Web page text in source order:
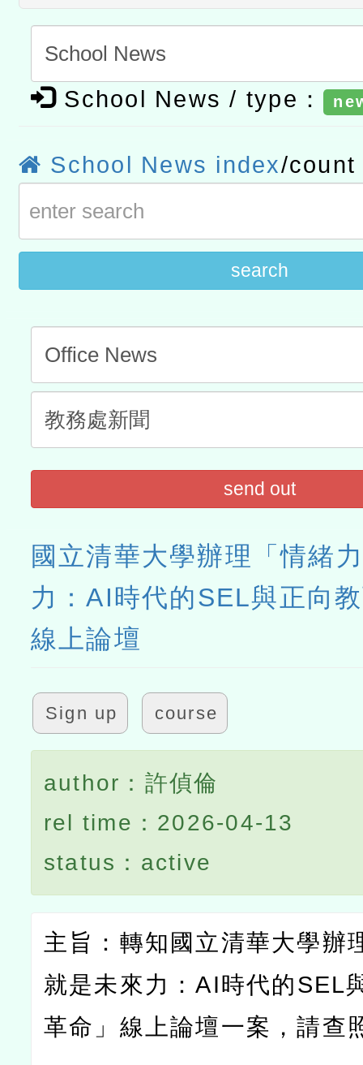
灣師範大學辦理「114至
進學校輔導計畫師資專業
計畫
函轉國家教育研究院中心
民族教育政策研討會「原
趨勢與發展」
轉知教育部國民及學前教
政府教育局辦理「115年
北場」計畫
函轉國立臺灣師範大學辦
班」招生簡章及EDM
共融平台-教案暨教學示範
章
教育部國民及學前教育署
COVID-19疫苗接種計畫
擴大為「滿6個月以上尚
School News / type：
School News index/count
search
send out
國立清華大學辦理「情緒
力：AI時代的SEL與正向
線上論壇
Sign up course
author：許偵倫
rel time：2026-04-13
status：active
主旨：轉知國立清華大學辦
就是未來力：AI時代的SEL
革命」線上論壇一案，請查